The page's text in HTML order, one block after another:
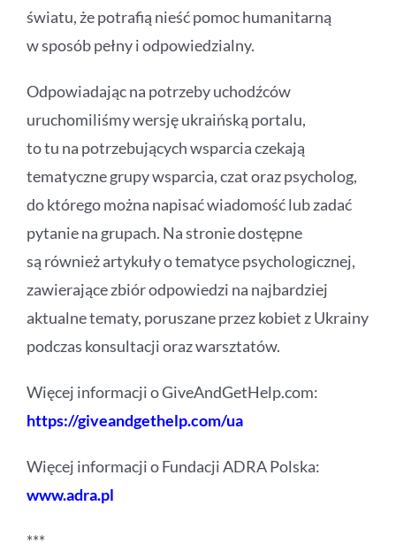
światu, że potrafią nieść pomoc humanitarną
w sposób pełny i odpowiedzialny.
Odpowiadając na potrzeby uchodźców
uruchomiliśmy wersję ukraińską portalu,
to tu na potrzebujących wsparcia czekają
tematyczne grupy wsparcia, czat oraz psycholog,
do którego można napisać wiadomość lub zadać
pytanie na grupach. Na stronie dostępne
są również artykuły o tematyce psychologicznej,
zawierające zbiór odpowiedzi na najbardziej
aktualne tematy, poruszane przez kobiet z Ukrainy
podczas konsultacji oraz warsztatów.
Więcej informacji o GiveAndGetHelp.com:
https://giveandgethelp.com/ua
Więcej informacji o Fundacji ADRA Polska:
www.adra.pl
***